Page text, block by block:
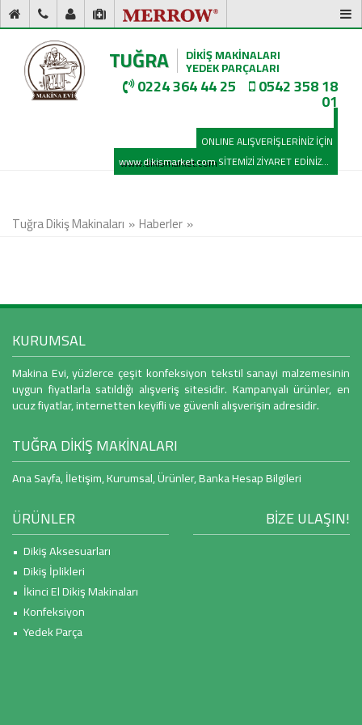
TUĞRA DİKİŞ MAKİNALARI
YEDEK PARÇALARI
0224 364 44 25 0542 358 18
01
ONLINE ALIŞVERİŞLERİNİZ İÇİN
www.dikismarket.comSİTEMİZİ ZİYARET EDİNİZ...
Tuğra Dikiş Makinaları Haberler
KURUMSAL
Makina Evi, yüzlerce çeşit konfeksiyon tekstil sanayi malzemesinin
uygun fiyatlarla satıldığı alışveriş sitesidir. Kampanyalı ürünler, en
ucuz fiyatlar, internetten keyifli ve güvenli alışverişin adresidir.
TUĞRA DİKİŞ MAKİNALARI
Ana Sayfa,İletişim,Kurumsal,Ürünler,Banka Hesap Bilgileri
ÜRÜNLER
• Dikiş Aksesuarları
• Dikiş İplikleri
• İkinci El Dikiş Makinaları
• Konfeksiyon
• Yedek Parça
BİZE ULAŞIN!